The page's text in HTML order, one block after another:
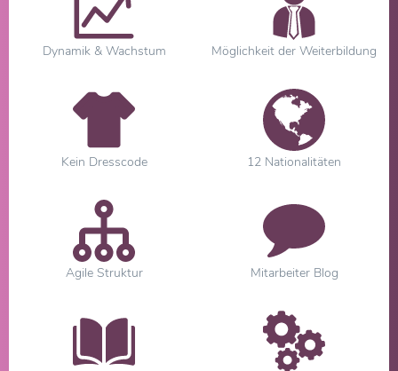
Dynamik & Wachstum Möglichkeit der Weiterbildung
Kein Dresscode 12 Nationalitäten
Agile Struktur Mitarbeiter Blog